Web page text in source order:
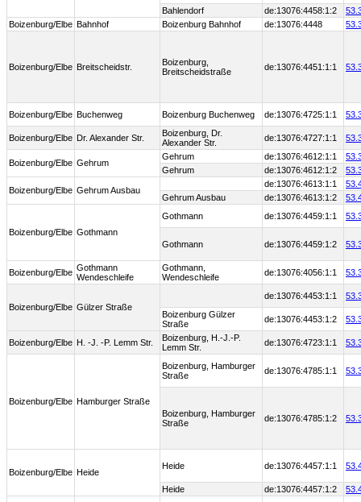
Bahlendorf de:13076:4458:1:2
Boizenburg/Elbe Bahnhof Boizenburg Bahnhof de:13076:4448
Boizenburg/Elbe Breitscheidstr.
Boizenburg,
Breitscheidstraße
de:13076:4451:1:1
Boizenburg/Elbe Buchenweg Boizenburg Buchenweg de:13076:4725:1:1
Boizenburg/Elbe Dr. Alexander Str.
Boizenburg, Dr.
Alexander Str.
de:13076:4727:1:1
Boizenburg/Elbe Gehrum
Gehrum de:13076:4612:1:1
Gehrum
de:13076:4612:1:2
Boizenburg/Elbe Gehrum Ausbau
de:13076:4613:1:1
Gehrum Ausbau
de:13076:4613:1:2
Boizenburg/Elbe Gothmann
Gothmann de:13076:4459:1:1
Gothmann de:13076:4459:1:2
Boizenburg/Elbe Gothmann
Wendeschleife
Gothmann,
Wendeschleife
de:13076:4056:1:1
Boizenburg/Elbe Gülzer Straße
de:13076:4453:1:1
Boizenburg Gülzer
Straße
de:13076:4453:1:2
Boizenburg/Elbe H. -J. -P. Lemm Str.
Boizenburg, H.-J.-P.
Lemm Str.
de:13076:4723:1:1
Boizenburg/Elbe Hamburger Straße
Boizenburg, Hamburger
Straße
de:13076:4785:1:1
Boizenburg, Hamburger
Straße
de:13076:4785:1:2
Boizenburg/Elbe Heide
Heide de:13076:4457:1:1
Heide de:13076:4457:1:2